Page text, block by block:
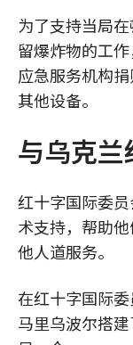
为了支持当局
留爆炸物的工
应急服务机构
其他设备。
与乌克
红十字国际委
术支持，帮助
他人道服务。
在红十字国际
马里乌波尔搭